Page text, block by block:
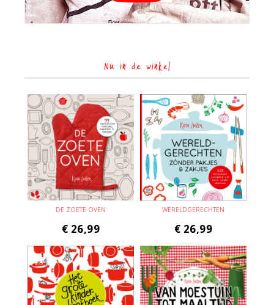
Nu in de winkel
DE ZOETE OVEN
€ 26,99
WERELDGERECHTEN
€ 26,99